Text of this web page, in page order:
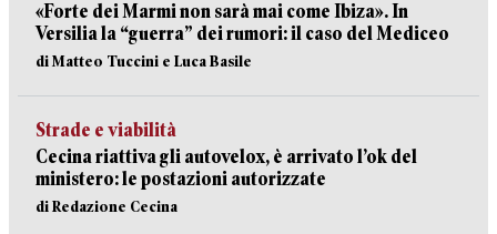
«Forte dei Marmi non sarà mai come Ibiza». In
Versilia la “guerra” dei rumori: il caso del Mediceo
di Matteo Tuccini e Luca Basile
Strade e viabilità
Cecina riattiva gli autovelox, è arrivato l’ok del
ministero: le postazioni autorizzate
di Redazione Cecina